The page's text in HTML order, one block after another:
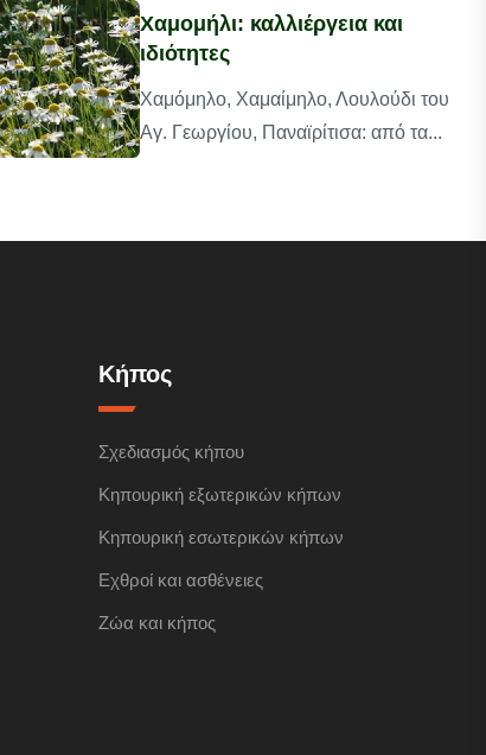
Χαμομήλι: καλλιέργεια και
ιδιότητες
Χαμόμηλο, Χαμαίμηλο, Λουλούδι του
Αγ. Γεωργίου, Παναϊρίτισα: από τα...
Κήπος
Σχεδιασμός κήπου
Κηπουρική εξωτερικών κήπων
Κηπουρική εσωτερικών κήπων
Εχθροί και ασθένειες
Ζώα και κήπος